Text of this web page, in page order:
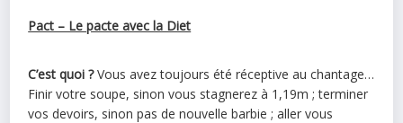
Pact – Le pacte avec la Diet
C’est quoi ?Vous avez toujours été réceptive au chantage…
Finir votre soupe, sinon vous stagnerez à 1,19m ; terminer
vos devoirs, sinon pas de nouvelle barbie ; aller vous